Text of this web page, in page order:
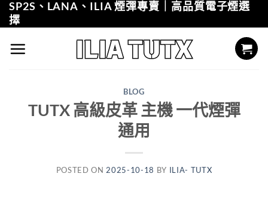
Skip
to
content
SP2S、LANA、ILIA 煙彈專賣｜高品質電子煙選
擇
BLOG
TUTX 高級皮革 主機 一代煙彈
通用
POSTED ON 2025-10-18 BY ILIA- TUTX